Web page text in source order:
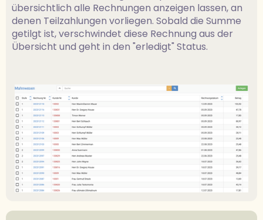
übersichtlich alle Rechnungen anzeigen lassen, an
denen Teilzahlungen vorliegen. Sobald die Summe
getilgt ist, verschwindet diese Rechnung aus der
Übersicht und geht in den "erledigt" Status.